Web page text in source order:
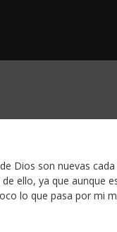
Dios son nuevas
ello, ya que aunque
lo que pasa por mi